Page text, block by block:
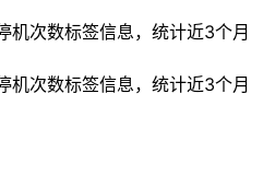
机次数标签信息，统计近3个月
机次数标签信息，统计近3个月